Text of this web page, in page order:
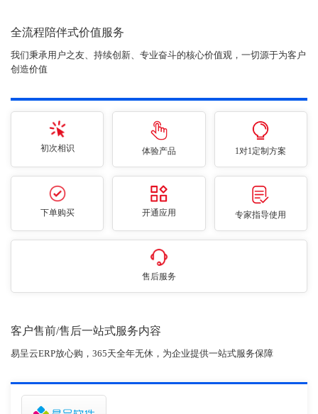
全流程陪伴式价值服务
我们秉承用户之友、持续创新、专业奋斗的核心价值观，一切源于为客户
创造价值
初次相识 体验产品 1对1定制方案
下单购买 开通应用 专家指导使用
售后服务
客户售前/售后一站式服务内容
易呈云ERP放心购，365天全年无休，为企业提供一站式服务保障